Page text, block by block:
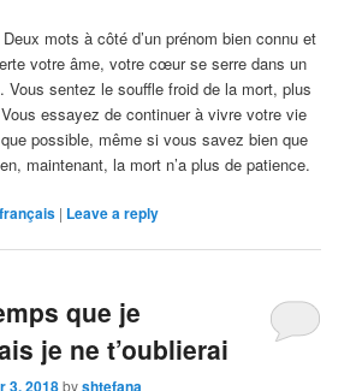
mots à côté d’un prénom bien connu et
votre âme, votre cœur se serre dans un
Vous sentez le souffle froid de la mort, plus
essayez de continuer à vivre votre vie
possible, même si vous savez bien que
maintenant, la mort n’a plus de patience.
| Leave a reply
que je
je ne t’oublierai
3, 2018byshtefana